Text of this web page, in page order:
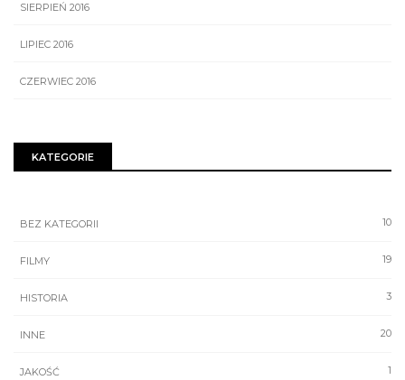
SIERPIEŃ 2016
LIPIEC 2016
CZERWIEC 2016
KATEGORIE
10
BEZ KATEGORII
19
FILMY
3
HISTORIA
20
INNE
1
JAKOŚĆ